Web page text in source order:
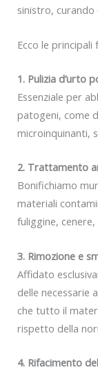
sinistro,
Ecco le
1. Pulizia d’urto
Essenziale per
patogeni, come
microinquinanti,
2. Trattamento
Bonifichiamo
materiali
fuliggine,
3. Rimozione e
Affidato
delle necessarie
che tutto il
rispetto della
4. Rifacimento